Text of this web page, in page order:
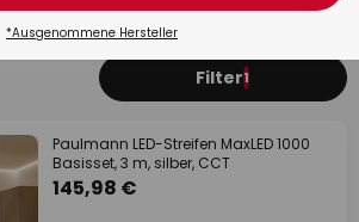
Filter1
Paulmann LED-Streifen MaxLED 1000
Basisset, 3 m, silber, CCT
145,98 €
*Ausgenommene Hersteller